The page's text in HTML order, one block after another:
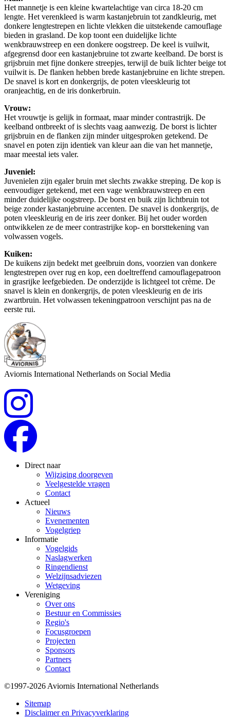
Het mannetje is een kleine kwartelachtige van circa 18-20 cm
lengte. Het verenkleed is warm kastanjebruin tot zandkleurig, met
donkere lengtestrepen en lichte vlekken die uitstekende camouflage
bieden in grasland. De kop toont een duidelijke lichte
wenkbrauwstreep en een donkere oogstreep. De keel is vuilwit,
afgegrensd door een kastanjebruine tot zwarte keelband. De borst is
grijsbruin met fijne donkere streepjes, terwijl de buik lichter beige tot
vuilwit is. De flanken hebben brede kastanjebruine en lichte strepen.
De snavel is kort en donkergrijs, de poten vleeskleurig tot
oranjeachtig, en de iris donkerbruin.
Vrouw:
Het vrouwtje is gelijk in formaat, maar minder contrastrijk. De
keelband ontbreekt of is slechts vaag aanwezig. De borst is lichter
grijsbruin en de flanken zijn minder uitgesproken getekend. De
snavel en poten zijn identiek van kleur aan die van het mannetje,
maar meestal iets valer.
Juveniel:
Juvenielen zijn egaler bruin met slechts zwakke streping. De kop is
eenvoudiger getekend, met een vage wenkbrauwstreep en een
minder duidelijke oogstreep. De borst en buik zijn lichtbruin tot
beige zonder kastanjebruine accenten. De snavel is donkergrijs, de
poten vleeskleurig en de iris zeer donker. Bij het ouder worden
ontwikkelen ze de meer contrastrijke kop- en borsttekening van
volwassen vogels.
Kuiken:
De kuikens zijn bedekt met geelbruin dons, voorzien van donkere
lengtestrepen over rug en kop, een doeltreffend camouflagepatroon
in grasrijke leefgebieden. De onderzijde is lichtgeel tot crème. De
snavel is klein en donkergrijs, de poten vleeskleurig en de iris
zwartbruin. Het volwassen tekeningpatroon verschijnt pas na de
eerste rui.
Aviornis International Netherlands on Social Media
Direct naar
Wijziging doorgeven
Veelgestelde vragen
Contact
Actueel
Nieuws
Evenementen
Vogelgriep
Informatie
Vogelgids
Naslagwerken
Ringendienst
Welzijnsadviezen
Wetgeving
Vereniging
Over ons
Bestuur en Commissies
Regio's
Focusgroepen
Projecten
Sponsors
Partners
Contact
Bottom
©1997-2026 Aviornis International Netherlands
Sitemap
Disclaimer en Privacyverklaring